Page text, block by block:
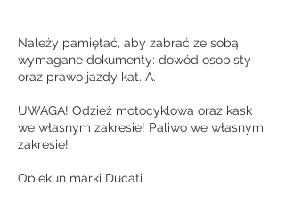
Należy pamiętać, aby zabrać ze sobą
wymagane dokumenty: dowód osobisty
oraz prawo jazdy kat. A.
UWAGA! Odzież motocyklowa oraz kask
we własnym zakresie! Paliwo we własnym
zakresie!
Opiekun marki Ducati